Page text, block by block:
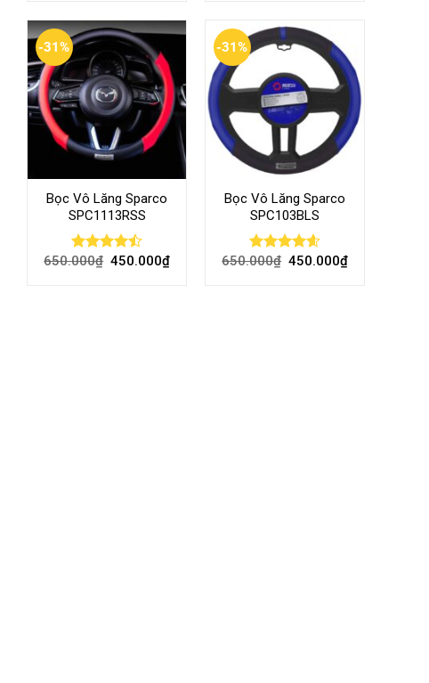
-31%
Bọc Vô Lăng Sparco
SPC1113RSS
Rated
650.000₫ 450.000₫
-31%
Bọc Vô Lăng Sparco
SPC103BLS
Rated4.57
650.000₫ 450.000₫